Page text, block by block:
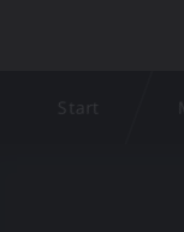
Start